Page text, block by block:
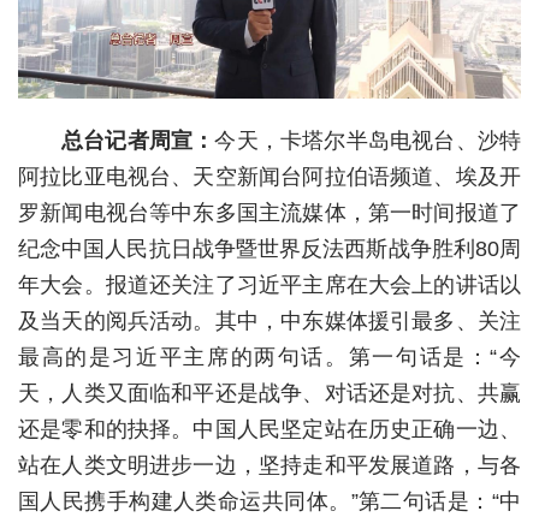
城建
科教
健康
悠游
相亲
汽车
房产
消费
创意
文化
总台记者周宣 ：今天，卡塔尔半岛电视台、沙特
阿拉比亚电视台、天空新闻台阿拉伯语频道、埃及开
罗新闻电视台等中东多国主流媒体，第一时间报道了
纪念中国人民抗日战争暨世界反法西斯战争胜利80周
年大会。报道还关注了习近平主席在大会上的讲话以
及当天的阅兵活动。其中，中东媒体援引最多、关注
最高的是习近平主席的两句话。第一句话是：“今
天，人类又面临和平还是战争、对话还是对抗、共赢
还是零和的抉择。中国人民坚定站在历史正确一边、
站在人类文明进步一边，坚持走和平发展道路，与各
国人民携手构建人类命运共同体。”第二句话是：“中